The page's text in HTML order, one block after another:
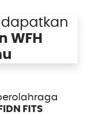
dapatkan
WFH
FITS